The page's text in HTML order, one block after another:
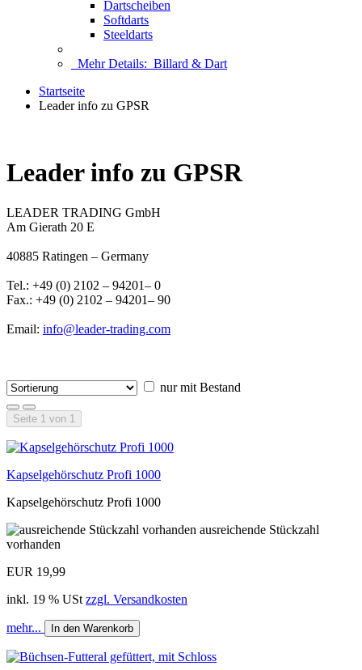
Dartscheiben
Softdarts
Steeldarts
Mehr Details: Billard & Dart
Startseite
Leader info zu GPSR
Leader info zu GPSR
LEADER TRADING GmbH
Am Gierath 20 E
40885 Ratingen – Germany
Tel.: +49 (0) 2102 – 94201– 0
Fax.: +49 (0) 2102 – 94201– 90
Email: info@leader-trading.com
nur mit Bestand
Seite 1 von 1
Kapselgehörschutz Profi 1000
Kapselgehörschutz Profi 1000
ausreichende Stückzahl
vorhanden
EUR 19,99
inkl. 19 % USt zzgl. Versandkosten
mehr... In den Warenkorb